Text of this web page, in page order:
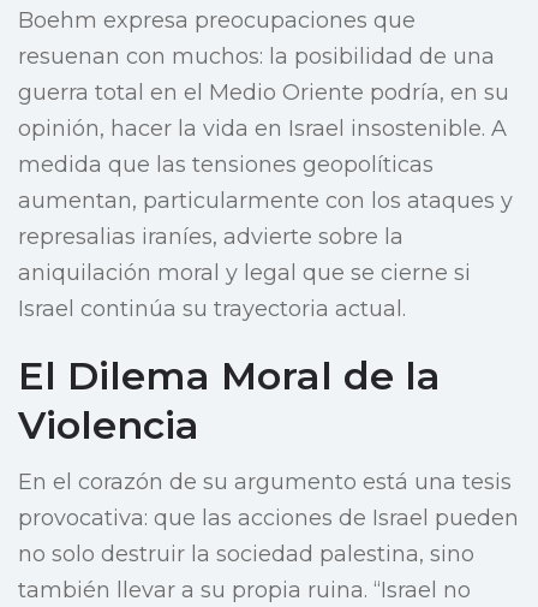
Boehm expresa preocupaciones que
resuenan con muchos: la posibilidad de una
guerra total en el Medio Oriente podría, en su
opinión, hacer la vida en Israel insostenible. A
medida que las tensiones geopolíticas
aumentan, particularmente con los ataques y
represalias iraníes, advierte sobre la
aniquilación moral y legal que se cierne si
Israel continúa su trayectoria actual.
El Dilema Moral de la
Violencia
En el corazón de su argumento está una tesis
provocativa: que las acciones de Israel pueden
no solo destruir la sociedad palestina, sino
también llevar a su propia ruina. “Israel no